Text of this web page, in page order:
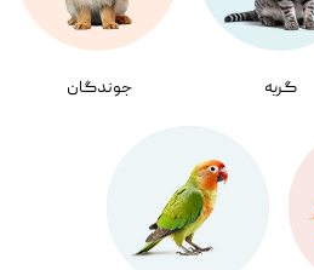
گربه جوندگان